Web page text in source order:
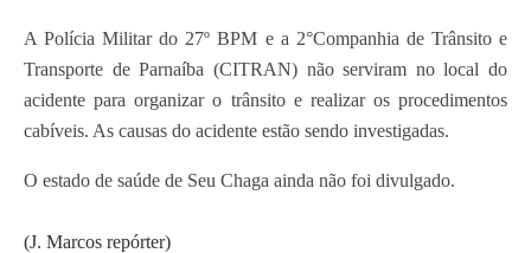
A Polícia Militar do 27º BPM e a 2°Companhia de Trânsito e
Transporte de Parnaíba (CITRAN) não serviram no local do
acidente para organizar o trânsito e realizar os procedimentos
cabíveis. As causas do acidente estão sendo investigadas.
O estado de saúde de Seu Chaga ainda não foi divulgado.
(J. Marcos repórter)